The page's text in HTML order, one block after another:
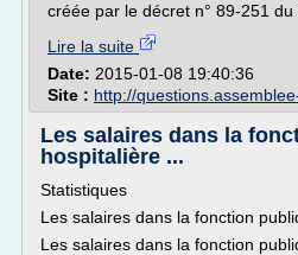
créée par le décret n° 89-251 du
Lire la suite
Date: 2015-01-08 19:40:36
Site : http://
Les salaires dans la
hospitalière ...
Statistiques
Les salaires dans la fonction
Les salaires dans la fonction